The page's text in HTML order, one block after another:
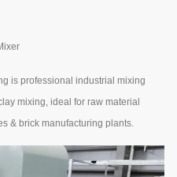
is professional industrial mixing
mixing, ideal for raw material
& brick manufacturing plants.